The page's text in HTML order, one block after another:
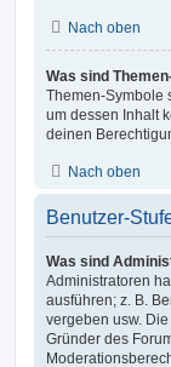
Nach oben
Was sind
Themen-Symbole
um dessen Inhalt
deinen
Nach oben
Benutzer-
Was sind
Administratoren
ausführen; z. B.
vergeben usw.
Gründer des